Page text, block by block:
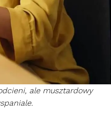
ale musztardowy